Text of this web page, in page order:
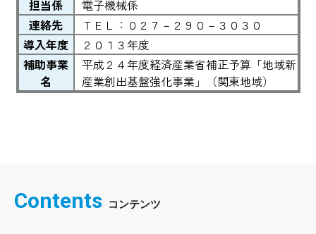
担当係
電子機械係
連絡先
ＴＥＬ：０２７－２９０－３０３０
導入年度
２０１３年度
補助事業
名
平成２４年度経済産業省補正予算「地域新
産業創出基盤強化事業」（関東地域）
Contents